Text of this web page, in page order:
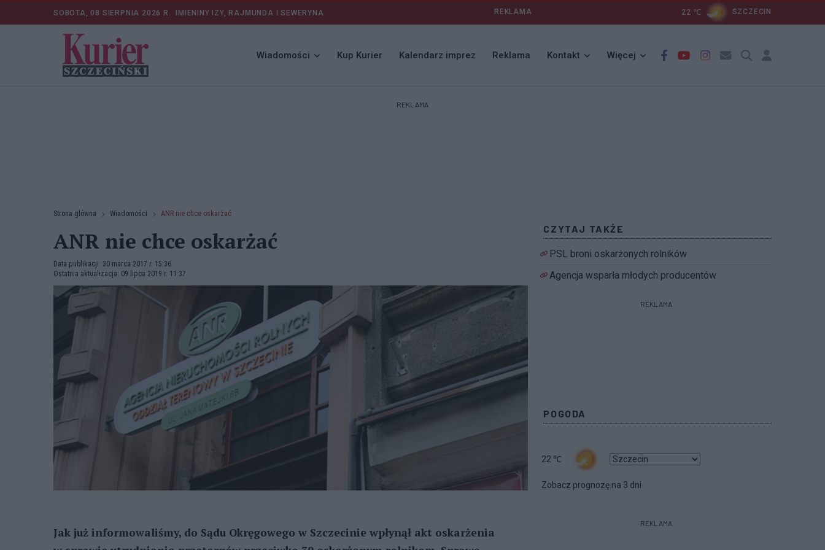
SOBOTA, 08 SIERPNIA 2026 R. IMIENINY IZY, RAJMUNDA I SEWERYNA REKLAMA 22 ℃ SZCZECIN
Wiadomości Kup Kurier Kalendarz imprez Reklama Kontakt Więcej
REKLAMA
Strona główna Wiadomości ANR nie chce oskarżać
ANR nie chce oskarżać
Data publikacji: 30 marca 2017 r. 15:36
Ostatnia aktualizacja: 09 lipca 2019 r. 11:37
Jak już informowaliśmy, do Sądu Okręgowego w Szczecinie wpłynął akt oskarżenia
CZYTAJ TAKŻE
PSL broni oskarżonych rolników
Agencja wsparła młodych producentów
REKLAMA
POGODA
22 ℃
Zobacz prognozę na 3 dni
REKLAMA